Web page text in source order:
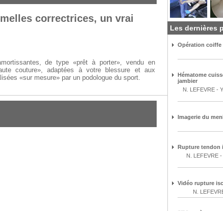
correctrices, un vrai
de type «prêt à porter», vendu en
couture», adaptées à votre blessure et aux
«sur mesure» par un podologue du sport.
Les dernières
Opération coiffe
Hématome
jambier
N. LEFEVRE -
Imagerie du
Rupture tendon
N. LEFEVRE -
Vidéo rupture
N.